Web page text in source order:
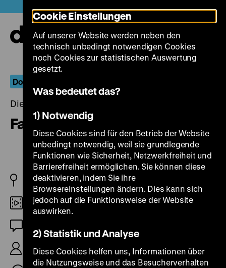
zum
Seiteninhalt
springen
Dokumentarische Positionen: Bernhard Sallmann
Dienstag, 17. Januar 2023, 19.00 Uhr
Fastentuch 1472
D 2015
DCP
R: Bernhard Sallmann, K: Andreas Bergmann, 93’
Cookie Einstellungen
Auf unserer Website werden neben den
technisch unbedingt notwendigen Cookies
noch Cookies zur statistischen Auswertung
gesetzt.
Was bedeutet das?
1) Notwendig
Diese Cookies sind für den Betrieb der Website
unbedingt notwendig, weil sie grundlegende
Funktionen wie Sicherheit, Netzwerkfreiheit und
Barrierefreiheit ermöglichen. Sie können diese
deaktivieren, indem Sie ihre
Browsereinstellungen ändern. Dies kann sich
jedoch auf die Funktionsweise der Website
auswirken.
2) Statistik und Analyse
Diese Cookies helfen uns, Informationen über
die Nutzungsweise und das Besucherverhalten